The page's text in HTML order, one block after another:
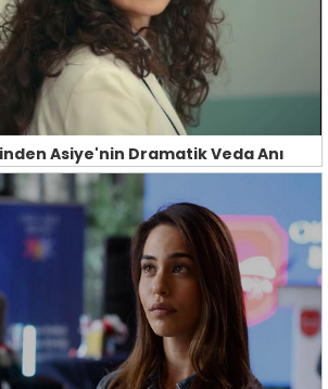
Asiye'nin Dramatik Veda Anı